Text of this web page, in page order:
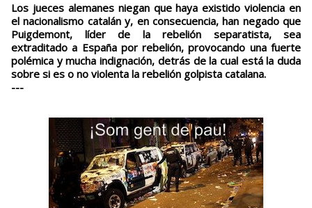
Los jueces alemanes niegan que haya existido violencia en
el nacionalismo catalán y, en consecuencia, han negado que
Puigdemont, líder de la rebelión separatista, sea
extraditado a España por rebelión, provocando una fuerte
polémica y mucha indignación, detrás de la cual está la duda
sobre si es o no violenta la rebelión golpista catalana.
---